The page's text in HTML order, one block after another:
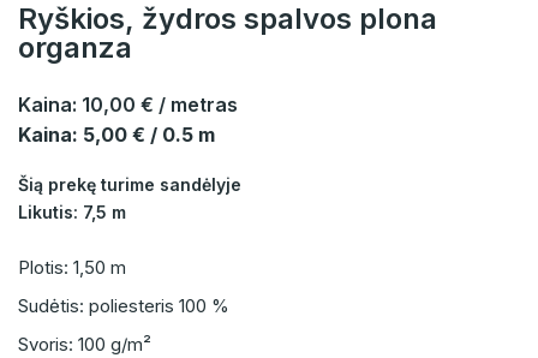
Ryškios, žydros spalvos plona
organza
Kaina: 10,00 € / metras
Kaina: 5,00 € / 0.5 m
Šią prekę turime sandėlyje
Likutis: 7,5 m
Plotis: 1,50 m
Sudėtis: poliesteris 100 %
Svoris: 100 g/m²